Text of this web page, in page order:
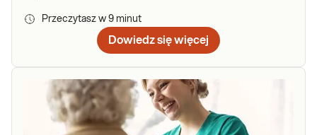
Przeczytasz w 9 minut
Dowiedz się więcej